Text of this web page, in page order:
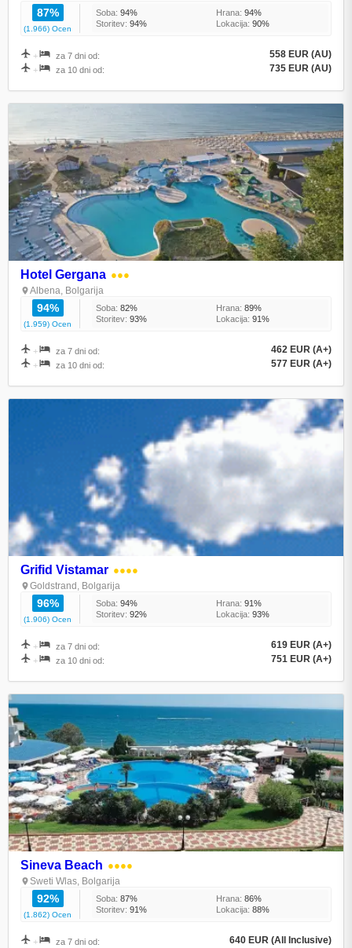
87%
(1.966) Ocen
Soba: 94% Hrana: 94%
Storitev: 94% Lokacija: 90%
+ za 7 dni od: 558 EUR (AU)
+ za 10 dni od: 735 EUR (AU)
Hotel Gergana ●●●
Albena, Bolgarija
94%
(1.959) Ocen
Soba: 82% Hrana: 89%
Storitev: 93% Lokacija: 91%
+ za 7 dni od: 462 EUR (A+)
+ za 10 dni od: 577 EUR (A+)
Grifid Vistamar ●●●●
Goldstrand, Bolgarija
96%
(1.906) Ocen
Soba: 94% Hrana: 91%
Storitev: 92% Lokacija: 93%
+ za 7 dni od: 619 EUR (A+)
+ za 10 dni od: 751 EUR (A+)
Sineva Beach ●●●●
Sweti Wlas, Bolgarija
92%
(1.862) Ocen
Soba: 87% Hrana: 86%
Storitev: 91% Lokacija: 88%
+ za 7 dni od: 640 EUR (All Inclusive)